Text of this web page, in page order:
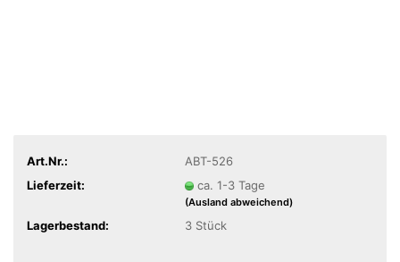
Art.Nr.:
ABT-526
Lieferzeit:
ca. 1-3 Tage
(Ausland abweichend)
Lagerbestand: 3 Stück